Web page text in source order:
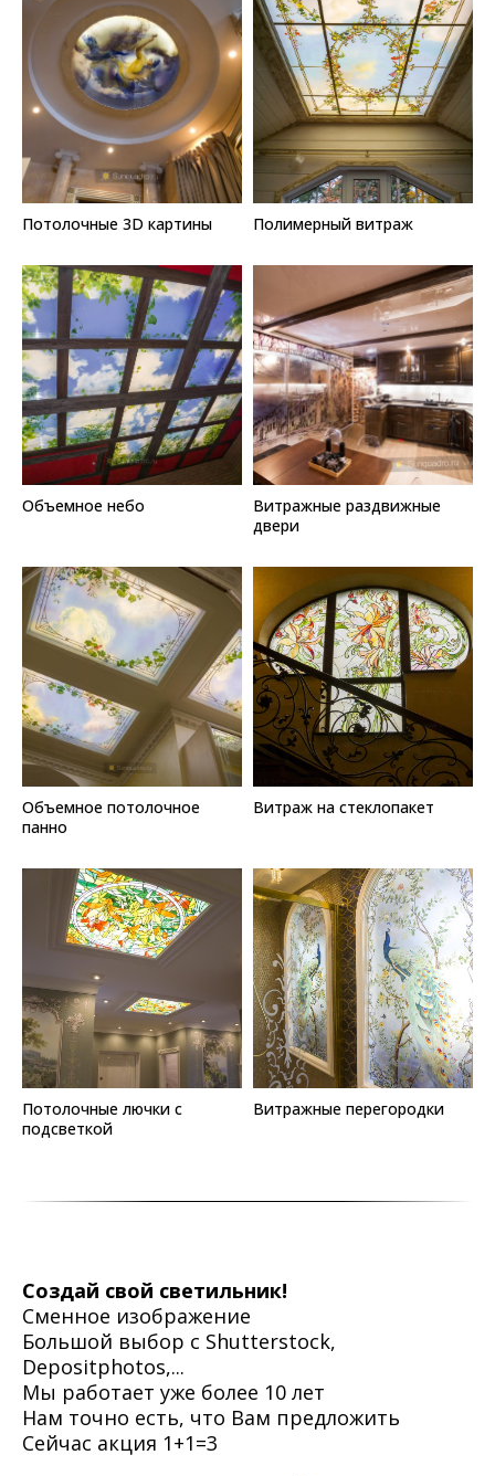
Потолочные 3D картины Полимерный витраж
Объемное небо
Витражные раздвижные
двери
Объемное потолочное
панно
Витраж на стеклопакет
Потолочные лючки с
подсветкой
Витражные перегородки
Создай свой светильник!
Сменное изображение
Большой выбор с Shutterstock,
Depositphotos,...
Мы работает уже более 10 лет
Нам точно есть, что Вам предложить
Сейчас акция 1+1=3